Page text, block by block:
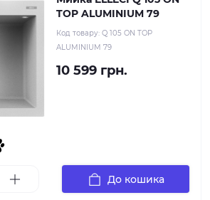
TOP ALUMINIUM 79
Код товару: Q 105 ON TOP
ALUMINIUM 79
10 599 грн.
До кошика